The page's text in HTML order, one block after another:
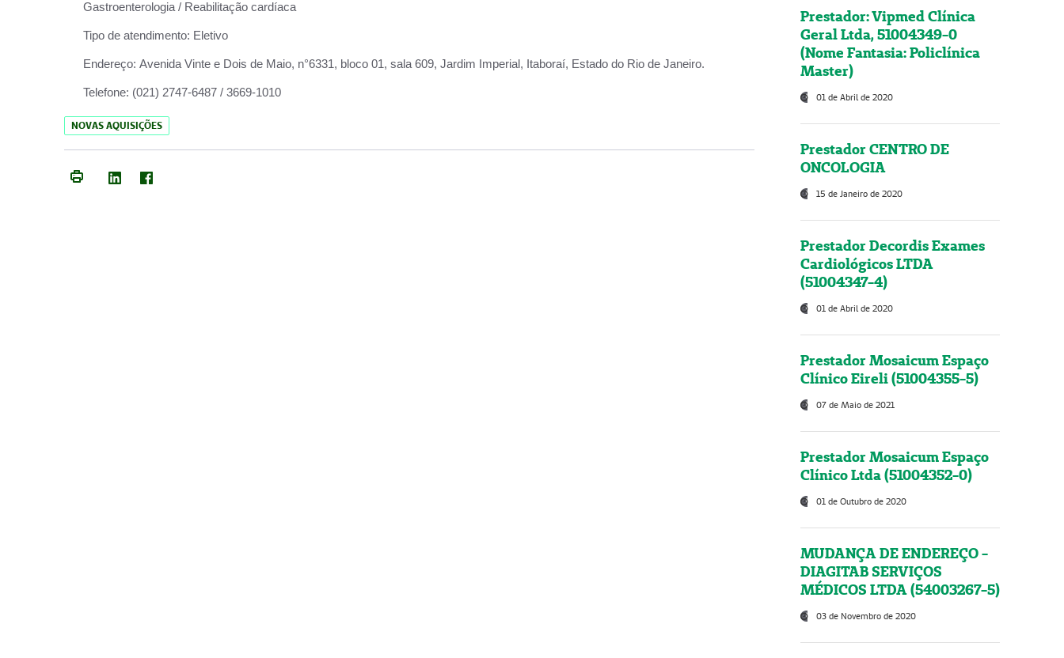
Gastroenterologia / Reabilitação cardíaca
Tipo de atendimento: Eletivo
Endereço: Avenida Vinte e Dois de Maio, n°6331, bloco 01, sala 609, Jardim Imperial, Itaboraí, Estado do Rio de Janeiro.
Telefone: (021) 2747-6487 / 3669-1010
NOVAS AQUISIÇÕES
Prestador: Vipmed Clínica
Geral Ltda, 51004349-0
(Nome Fantasia: Policlínica
Master)
01 de Abril de 2020
Prestador CENTRO DE
ONCOLOGIA
15 de Janeiro de 2020
Prestador Decordis Exames
Cardiológicos LTDA
(51004347-4)
01 de Abril de 2020
Prestador Mosaicum Espaço
Clínico Eireli (51004355-5)
07 de Maio de 2021
Prestador Mosaicum Espaço
Clínico Ltda (51004352-0)
01 de Outubro de 2020
MUDANÇA DE ENDEREÇO -
DIAGITAB SERVIÇOS
MÉDICOS LTDA (54003267-5)
03 de Novembro de 2020